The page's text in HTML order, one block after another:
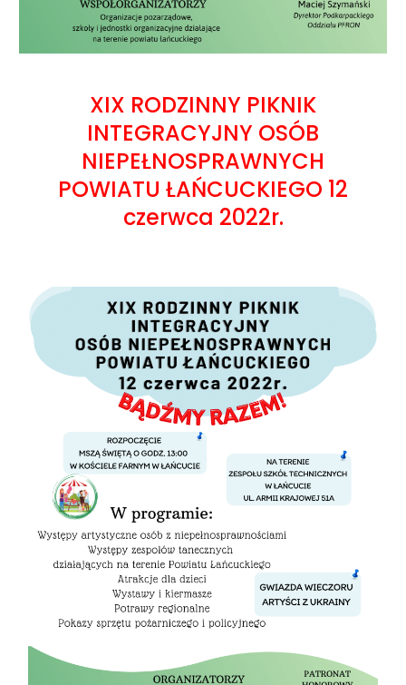
XIX RODZINNY PIKNIK
INTEGRACYJNY OSÓB
NIEPEŁNOSPRAWNYCH
POWIATU ŁAŃCUCKIEGO 12
czerwca 2022r.